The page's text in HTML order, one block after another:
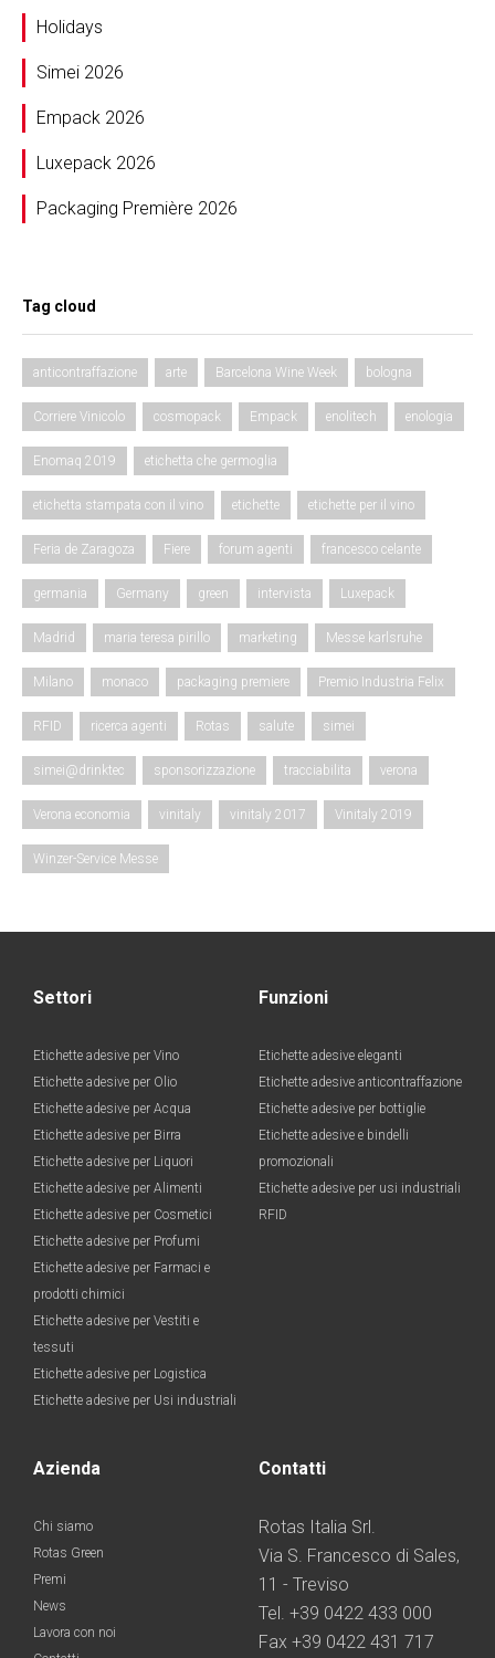
Holidays
Simei 2026
Empack 2026
Luxepack 2026
Packaging Première 2026
Tag cloud
anticontraffazione arte Barcelona Wine Week bologna
Corriere Vinicolo cosmopack Empack enolitech enologia
Enomaq 2019 etichetta che germoglia
etichetta stampata con il vino etichette etichette per il vino
Feria de Zaragoza Fiere forum agenti francesco celante
germania Germany green intervista Luxepack
Madrid maria teresa pirillo marketing Messe karlsruhe
Milano monaco packaging premiere Premio Industria Felix
RFID ricerca agenti Rotas salute simei
simei@drinktec sponsorizzazione tracciabilita verona
Verona economia vinitaly vinitaly 2017 Vinitaly 2019
Winzer-Service Messe
Settori
Etichette adesive per Vino
Etichette adesive per Olio
Etichette adesive per Acqua
Etichette adesive per Birra
Etichette adesive per Liquori
Etichette adesive per Alimenti
Etichette adesive per Cosmetici
Etichette adesive per Profumi
Etichette adesive per Farmaci e
prodotti chimici
Etichette adesive per Vestiti e
tessuti
Etichette adesive per Logistica
Etichette adesive per Usi industriali
Funzioni
Etichette adesive eleganti
Etichette adesive anticontraffazione
Etichette adesive per bottiglie
Etichette adesive e bindelli
promozionali
Etichette adesive per usi industriali
RFID
Azienda
Chi siamo
Rotas Green
Premi
News
Lavora con noi
Contatti
Rotas Italia Srl.
Via S. Francesco di Sales,
11 - Treviso
Tel. +39 0422 433 000
Fax +39 0422 431 717